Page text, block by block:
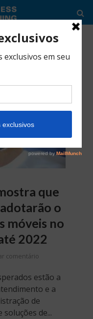
que
o
móveis no
2022
comentário
estão a
e a
de
soluções de...